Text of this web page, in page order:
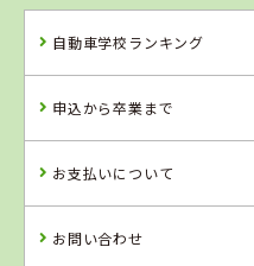
自動車学校ランキング
申込から卒業まで
お支払いについて
お問い合わせ